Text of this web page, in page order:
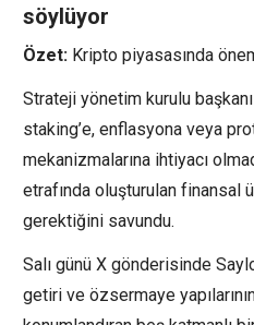
söylüyor
Özet: Kripto piyasasında
Strateji yönetim kurulu
staking’e, enflasyona veya
mekanizmalarına ihtiyacı
etrafında oluşturulan finansal
gerektiğini savundu.
Salı günü X gönderisinde
getiri ve özsermaye